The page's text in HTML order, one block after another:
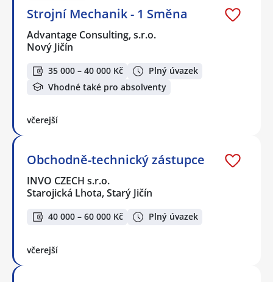
Strojní Mechanik - 1 Směna
Advantage Consulting, s.r.o.
Nový Jičín
35 000 – 40 000 Kč
Plný úvazek
Vhodné také pro absolventy
včerejší
Obchodně-technický zástupce
INVO CZECH s.r.o.
Starojická Lhota, Starý Jičín
40 000 – 60 000 Kč Plný úvazek
včerejší